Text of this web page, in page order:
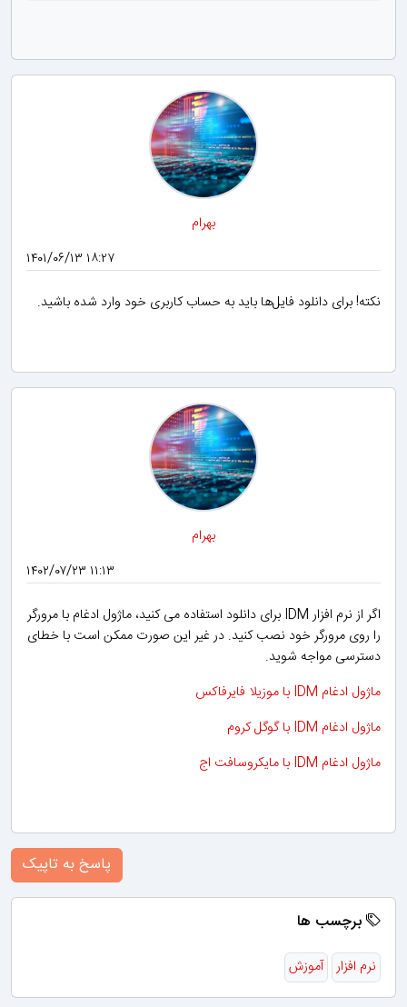
بهرام
۱۴۰۱/۰۶/۱۳ ۱۸:۲۷
نکته! برای دانلود فایل‌ها باید به حساب کاربری خود وارد شده باشید.
بهرام
۱۴۰۲/۰۷/۲۳ ۱۱:۱۳
اگر از نرم افزار IDM برای دانلود استفاده می کنید، ماژول ادغام با مرورگر
را روی مرورگر خود نصب کنید. در غیر این صورت ممکن است با خطای
دسترسی مواجه شوید.
ماژول ادغام IDM با موزیلا فایرفاکس
ماژول ادغام IDM با گوگل کروم
ماژول ادغام IDM با مایکروسافت اج
پاسخ به تاپیک
برچسب ها
نرم افزار آموزش